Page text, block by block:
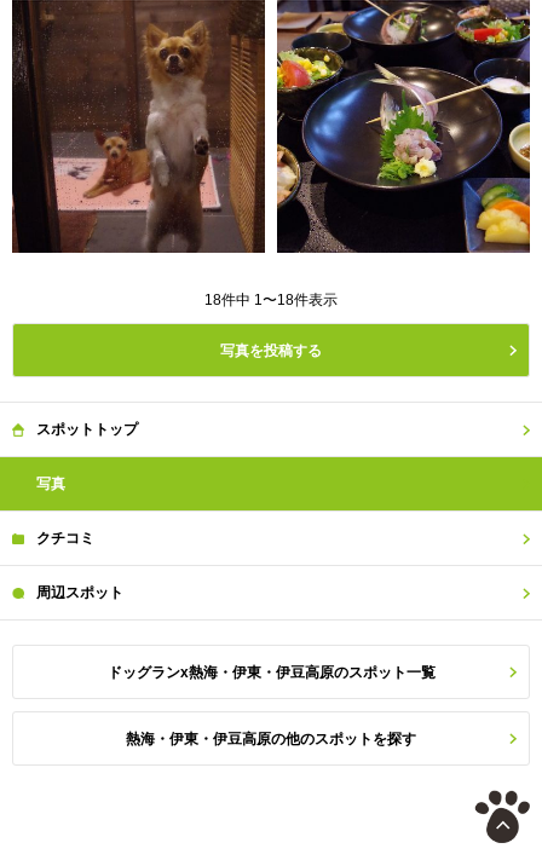
18件中 1〜18件表示
写真を投稿する
スポット トップ
写真
クチコミ
周辺スポット
ドッグランx熱海・伊東・伊豆高原のスポット一覧
熱海・伊東・伊豆高原の他のスポットを探す